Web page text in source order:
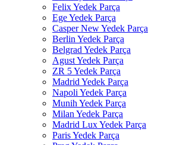
Felix Yedek Parça
Ege Yedek Parça
Casper New Yedek Parça
Berlin Yedek Parça
Belgrad Yedek Parça
Agust Yedek Parça
ZR 5 Yedek Parça
Madrid Yedek Parça
Napoli Yedek Parça
Munih Yedek Parça
Milan Yedek Parça
Madrid Lux Yedek Parça
Paris Yedek Parça